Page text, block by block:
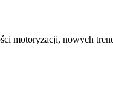
motoryzacji, nowych